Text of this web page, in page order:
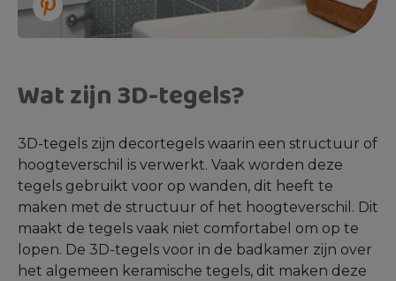
Wat zijn 3D-tegels?
3D-tegels zijn decortegels waarin een structuur of
hoogteverschil is verwerkt. Vaak worden deze
tegels gebruikt voor op wanden, dit heeft te
maken met de structuur of het hoogteverschil. Dit
maakt de tegels vaak niet comfortabel om op te
lopen. De 3D-tegels voor in de badkamer zijn over
het algemeen keramische tegels, dit maken deze